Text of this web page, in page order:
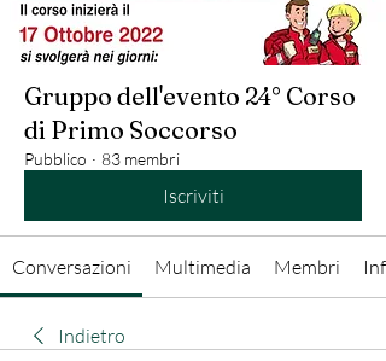
Gruppo dell'evento 24° Corso
di Primo Soccorso
Pubblico · 83 membri
Iscriviti
Conversazioni Multimedia Membri Info
Indietro